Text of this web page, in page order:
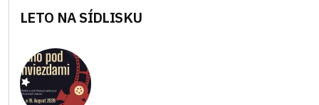
LETO NA SÍDLISKU